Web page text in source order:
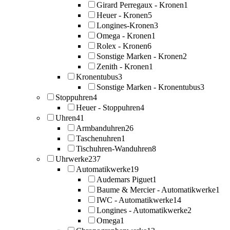
Girard Perregaux - Kronen1
Heuer - Kronen5
Longines-Kronen3
Omega - Kronen1
Rolex - Kronen6
Sonstige Marken - Kronen2
Zenith - Kronen1
Kronentubus3
Sonstige Marken - Kronentubus3
Stoppuhren4
Heuer - Stoppuhren4
Uhren41
Armbanduhren26
Taschenuhren1
Tischuhren-Wanduhren8
Uhrwerke237
Automatikwerke19
Audemars Piguet1
Baume & Mercier - Automatikwerke1
IWC - Automatikwerke14
Longines - Automatikwerke2
Omega1